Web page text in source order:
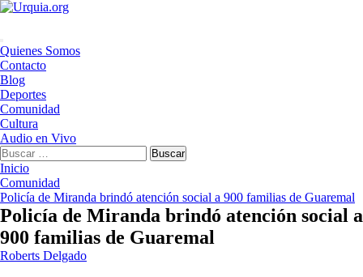
Saltar
Menú
principal
Quienes Somos
Contacto
Blog
Deportes
Comunidad
Cultura
Audio en Vivo
Buscar:
Inicio
Comunidad
Policía de Miranda brindó atención social a 900 familias de Guaremal
Policía de Miranda brindó atención social a
900 familias de Guaremal
Roberts Delgado